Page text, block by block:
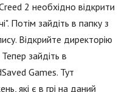
2 необхідно відкрити
Потім зайдіть в папку з
Відкрийте директорію
зайдіть в
Games. Тут
які є в грі на даний